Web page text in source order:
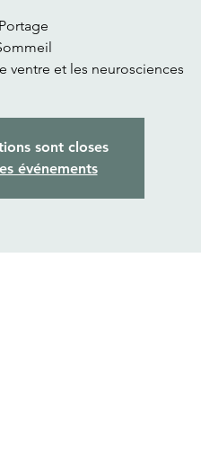
ventre et les neurosciences
sont closes
événements